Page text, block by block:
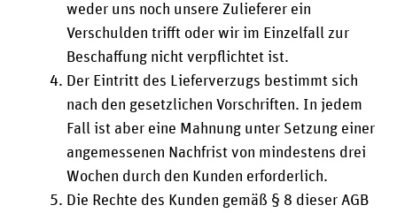
weder uns noch unsere Zulieferer ein
Verschulden trifft oder wir im Einzelfall zur
Beschaffung nicht verpflichtet ist.
Der Eintritt des Lieferverzugs bestimmt sich
nach den gesetzlichen Vorschriften. In jedem
Fall ist aber eine Mahnung unter Setzung einer
angemessenen Nachfrist von mindestens drei
Wochen durch den Kunden erforderlich.
Die Rechte des Kunden gemäß § 8 dieser AGB